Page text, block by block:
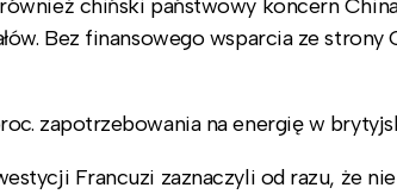
chiński państwowy koncern
Bez finansowego wsparcia ze strony
zapotrzebowania na energię w
Francuzi zaznaczyli od razu, że